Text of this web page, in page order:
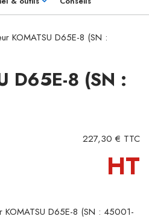
KOMATSU D65E-8 (SN :
D65E-8 (SN :
227,30 € TTC
HT
D65E-8 (SN : 45001-